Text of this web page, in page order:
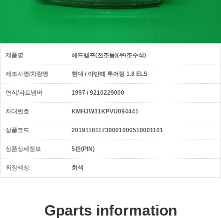
제품명 헤드램프(전조등)(우/조수석)
제조사명/차량명 현대 / 아반떼 투어링 1.8 ELS
연식/파트넘버 1997 / 9210229000
차대번호 KMHJW31KPVU094441
상품코드 201911011730001000510001101
상품상세정보 5핀(PIN)
외장색상 회색
Gparts information